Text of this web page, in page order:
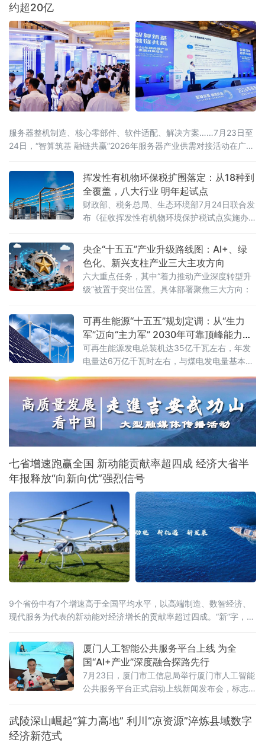
约超20亿
服务器整机制造、核心零部件、软件适配、解决方案……7月23日至
24日，“智算筑基 融链共赢”2026年服务器产业供需对接活动在广东
（工业和信息化部政府采购中心）、东莞市人民政府联合主办，汇
聚行业主管部门、院士专家、全国服务器产业链企业、金融机构、
科研院所、园区代表近千人参会，搭
挥发性有机物环保税扩围落定：从18种到
全覆盖，八大行业 明年起试点
财政部、税务总局、生态环境部7月24日联合发
布《征收挥发性有机物环境保护税试点实施办
月1日起开展征收挥发性有机物环境保护税试
点，挥发性有机物将全部纳入征税范围。这标
志着我国绿色税制在大气污染治理领域迈出关
键一步。挥发性有机物是形成臭氧和细颗粒物
（PM2.5）的重要前体物，可引发雾霾、光化
央企“十五五”产业升级路线图：AI+、绿
色化、新兴支柱产业三大主攻方向
六大重点任务，其中“着力推动产业深度转型升
级”被置于突出位置。具体部署聚焦三大方向：
可再生能源“十五五”规划定调：从“生力
军”迈向“主力军” 2030年可靠顶峰能力新
增3亿千瓦
可再生能源发电总装机达35亿千瓦左右，年发
电量达6万亿千瓦时左右，与煤电发电量基本相
上，“十五五”期间全产业链总投资规模预计超过
5万亿元
七省增速跑赢全国 新动能贡献率超四成 经济大省半
年报释放“向新向优”强烈信号
9个省份中有7个增速高于全国平均水平，以高端制造、数智经济、
现代服务为代表的新动能对经济增长的贡献率超过四成。“新”字，成
全国从经济总量看，多厦门人工智能公共服务平台上线 为全
国“AI+产业”深度融合探路先行
7月23日，厦门市工信息局举行厦门市人工智能
公共服务平台正式启动上线新闻发布会，标志
模式，为千行百业安装上“AI引擎”，助力全市数
字经济迈向高质量发展新阶段。打造一体化人
武陵深山崛起“算力高地” 利川“凉资源”淬炼县域数字
经济新范式